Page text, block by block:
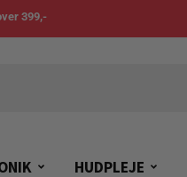
399,-
HUDPLEJE